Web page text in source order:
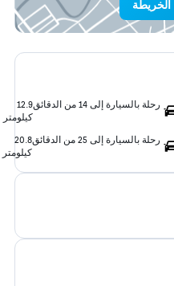
رحلة بالسيارة إلى 14 من الدقائق
12.9
كيلومتر
رحلة بالسيارة إلى 25 من الدقائق
20.8
كيلومتر